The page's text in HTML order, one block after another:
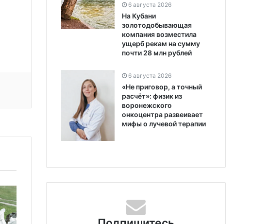
6 августа 2026
На Кубани
золотодобывающая
компания возместила
ущерб рекам на сумму
почти 28 млн рублей
6 августа 2026
«Не приговор, а точный
расчёт»: физик из
воронежского
онкоцентра развеивает
мифы о лучевой терапии